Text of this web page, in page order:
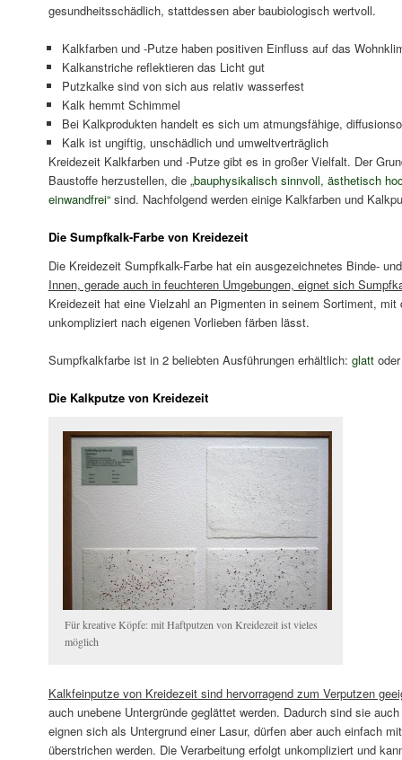
gesundheitsschädlich, stattdessen aber baubiologisch wertvoll.
Kalkfarben und -Putze haben positiven Einfluss auf das
Kalkanstriche reflektieren das Licht gut
Putzkalke sind von sich aus relativ wasserfest
Kalk hemmt Schimmel
Bei Kalkprodukten handelt es sich um atmungsfähige,
Kalk ist ungiftig, unschädlich und umweltverträglich
Kreidezeit Kalkfarben und -Putze gibt es in großer Vielfalt. Der
Baustoffe herzustellen, die „bauphysikalisch sinnvoll, ästhetisch
einwandfrei“sind. Nachfolgend werden einige Kalkfarben und
Die Sumpfkalk-Farbe von Kreidezeit
Die Kreidezeit Sumpfkalk-Farbe hat ein ausgezeichnetes Binde-
Innen, gerade auch in feuchteren Umgebungen, eignet sich
Kreidezeit hat eine Vielzahl an Pigmenten in seinem Sortiment,
unkompliziert nach eigenen Vorlieben färben lässt.
Sumpfkalkfarbe ist in 2 beliebten Ausführungen erhältlich: glatt
Die Kalkputze von Kreidezeit
Für kreative Köpfe: mit Haftputzen von Kreidezeit ist vieles
möglich
Kalkfeinputze von Kreidezeit sind hervorragend zum Verputzen
auch unebene Untergründe geglättet werden. Dadurch sind sie
eignen sich als Untergrund einer Lasur, dürfen aber auch einfach
überstrichen werden. Die Verarbeitung erfolgt unkompliziert und